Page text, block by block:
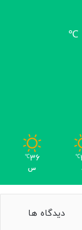
℃
℃
36
℃
س
دیدگاه ها